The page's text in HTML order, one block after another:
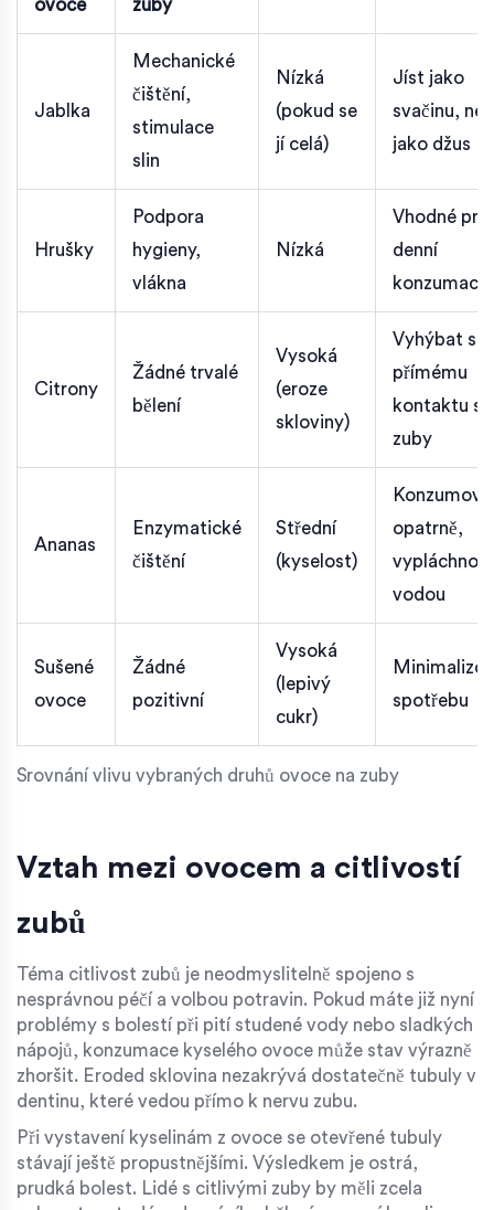
Srovnání vlivu vybraných druhů ovoce na zuby
ovoce
zuby
Jablka
Mechanické
čištění,
stimulace
slin
Nízká
(pokud se
jí celá)
Jíst jako
svačinu, ne
jako džus
Hrušky
Podpora
hygieny,
vlákna
Nízká
Vhodné pro
denní
konzumaci
Citrony
Žádné trvalé
bělení
Vysoká
(eroze
skloviny)
Vyhýbat se
přímému
kontaktu s
zuby
Ananas
Enzymatické
čištění
Střední
(kyselost)
opatrně,
vodou
Sušené
ovoce
Žádné
pozitivní
Vysoká
(lepivý
cukr)
spotřebu
Vztah mezi ovocem a citlivostí
zubů
Téma citlivost zubů je neodmyslitelně spojeno s
nesprávnou péčí a volbou potravin. Pokud máte již nyní
problémy s bolestí při pití studené vody nebo sladkých
nápojů, konzumace kyselého ovoce může stav výrazně
zhoršit. Eroded sklovina nezakrývá dostatečně tubuly v
dentinu, které vedou přímo k nervu zubu.
Při vystavení kyselinám z ovoce se otevřené tubuly
stávají ještě propustnějšími. Výsledkem je ostrá,
prudká bolest. Lidé s citlivými zuby by měli zcela